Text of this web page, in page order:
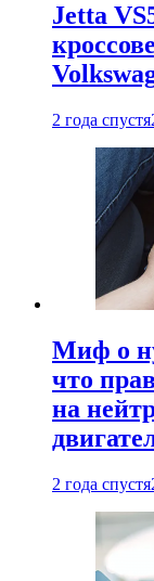
Jetta
2 года спустя
Миф о
что
на
2 года спустя